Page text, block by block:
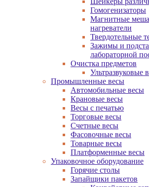
Гомогенизаторы
Магнитные
нагреватели
Твердотельные
Зажимы и
лабораторной
Очистка предметов
Ультразвуковые
Промышленные весы
Автомобильные весы
Крановые весы
Весы с печатью
Торговые весы
Счетные весы
Фасовочные весы
Товарные весы
Платформенные весы
Упаковочное оборудование
Горячие столы
Запайщики пакетов